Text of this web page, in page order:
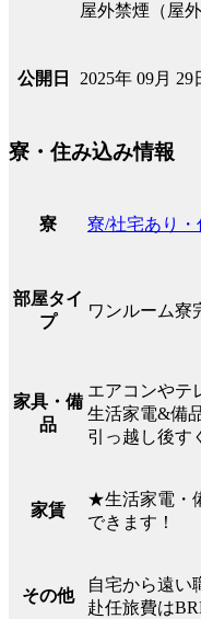
屋外禁煙（屋
公開日 2025年 09月 29
寮・住み込み情報
寮 寮/社宅あり・
部屋タイ
プ
ワンルーム寮
家具・備
品
エアコンやテ
生活家電&備
引っ越し後す
家賃
★生活家電・
できます！
その他
自宅から遠い
赴任旅費は